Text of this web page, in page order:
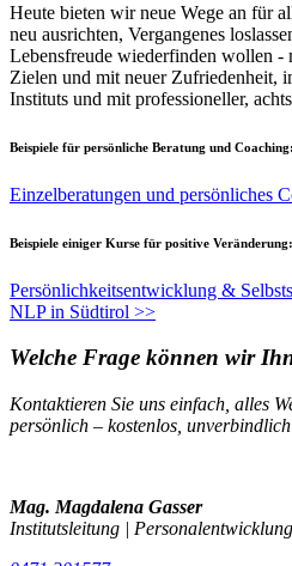
Heute bieten wir neue Wege an für
neu ausrichten, Vergangenes
Lebensfreude wiederfinden wollen -
Zielen und mit neuer Zufriedenheit,
Instituts und mit professioneller,
Beispiele für persönliche Beratung und Coaching:
Einzelberatungen und persönliches
Beispiele einiger Kurse für positive Veränderung:
Persönlichkeitsentwicklung &
NLP in Südtirol >>
Welche Frage können wir
Kontaktieren Sie uns einfach, alles
persönlich – kostenlos,
Mag. Magdalena Gasser
Institutsleitung |